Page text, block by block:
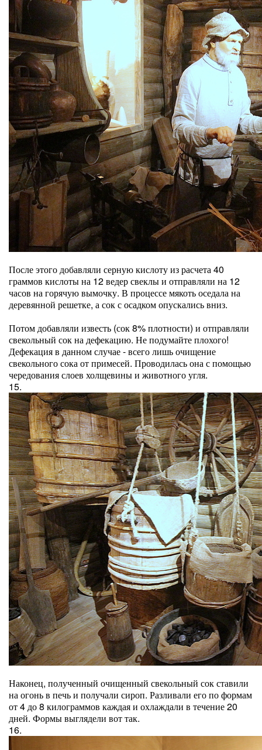
После этого добавляли серную кислоту из расчета 40
граммов кислоты на 12 ведер свеклы и отправляли на 12
часов на горячую вымочку. В процессе мякоть оседала на
деревянной решетке, а сок с осадком опускались вниз.
Потом добавляли известь (сок 8% плотности) и отправляли
свекольный сок на дефекацию. Не подумайте плохого!
Дефекация в данном случае - всего лишь очищение
свекольного сока от примесей. Проводилась она с помощью
чередования слоев холщевины и животного угля.
15.
Наконец, полученный очищенный свекольный сок ставили
на огонь в печь и получали сироп. Разливали его по формам
от 4 до 8 килограммов каждая и охлаждали в течение 20
дней. Формы выглядели вот так.
16.